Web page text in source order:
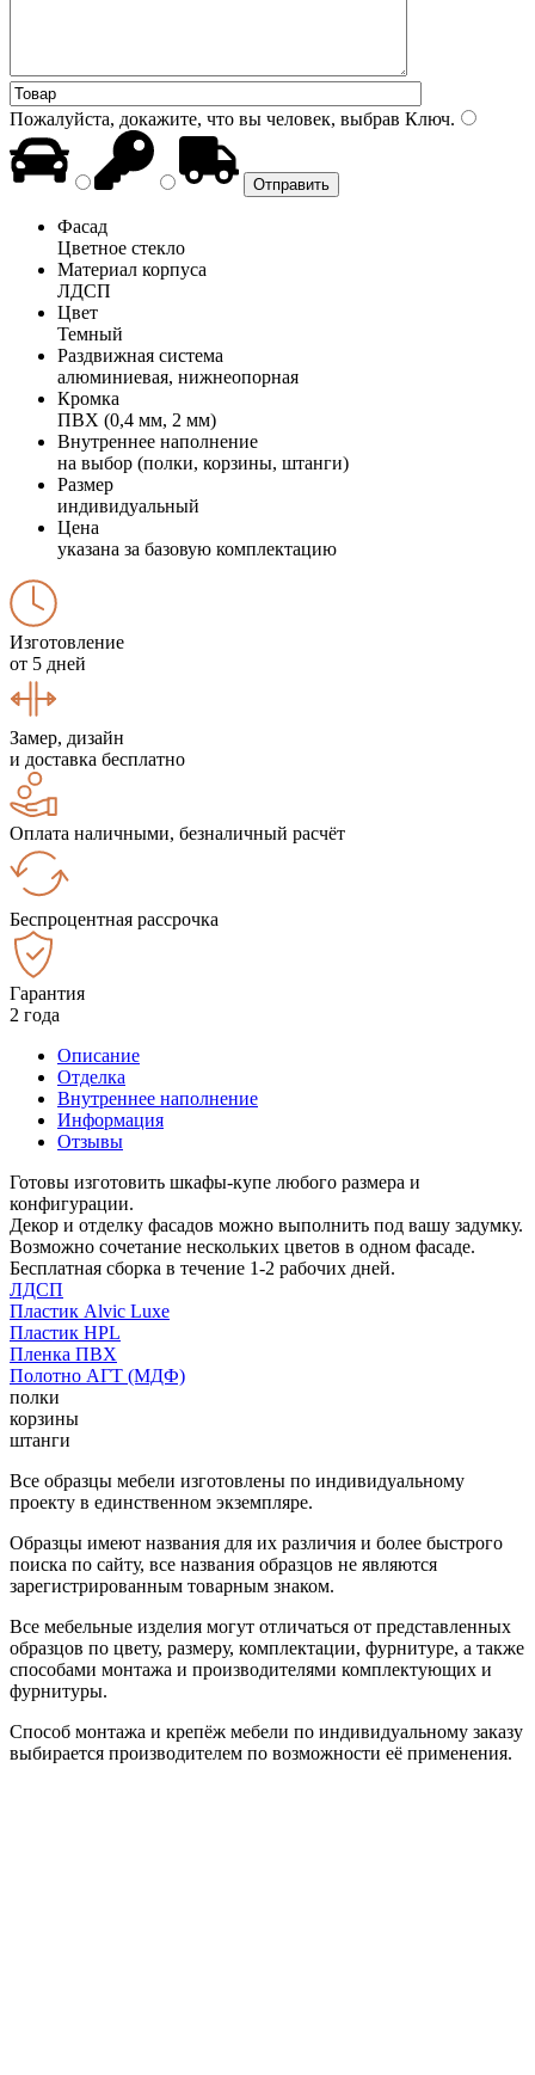
Пожалуйста, докажите, что вы человек, выбрав Ключ.
Фасад
Цветное стекло
Материал корпуса
ЛДСП
Цвет
Темный
Раздвижная система
алюминиевая, нижнеопорная
Кромка
ПВХ (0,4 мм, 2 мм)
Внутреннее наполнение
на выбор (полки, корзины, штанги)
Размер
индивидуальный
Цена
указана за базовую комплектацию
Изготовление
от 5 дней
Замер, дизайн
и доставка бесплатно
Оплата наличными, безналичный расчёт
Беспроцентная рассрочка
Гарантия
2 года
Описание
Отделка
Внутреннее наполнение
Информация
Отзывы
Готовы изготовить шкафы-купе любого размера и
конфигурации.
Декор и отделку фасадов можно выполнить под вашу задумку.
Возможно сочетание нескольких цветов в одном фасаде.
Бесплатная сборка в течение 1-2 рабочих дней.
ЛДСП
Пластик Alvic Luxe
Пластик HPL
Пленка ПВХ
Полотно АГТ (МДФ)
полки
корзины
штанги
Все образцы мебели изготовлены по индивидуальному
проекту в единственном экземпляре.
Образцы имеют названия для их различия и более быстрого
поиска по сайту, все названия образцов не являются
зарегистрированным товарным знаком.
Все мебельные изделия могут отличаться от представленных
образцов по цвету, размеру, комплектации, фурнитуре, а также
способами монтажа и производителями комплектующих и
фурнитуры.
Способ монтажа и крепёж мебели по индивидуальному заказу
выбирается производителем по возможности её применения.